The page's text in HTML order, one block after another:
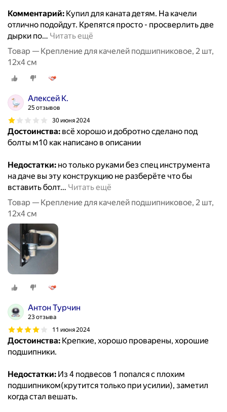
Комментарий: Купил для каната детям. На качели
отлично подойдут. Крепятся просто - просверлить две
дырки по… Читать ещё
Товар — Крепление для качелей подшипниковое, 2 шт,
12х4 см
Алексей К.
25 отзывов
30 июня 2024
Достоинства: всё хорошо и добротно сделано под
болты м10 как написано в описании
Недостатки: но только руками без спец инструмента
на даче вы эту конструкцию не разберёте что бы
вставить болт… Читать ещё
Товар — Крепление для качелей подшипниковое, 2 шт,
12х4 см
Антон Турчин
23 отзыва
11 июня 2024
Достоинства: Крепкие, хорошо проварены, хорошие
подшипники.
Недостатки: Из 4 подвесов 1 попался с плохим
подшипником(крутится только при усилии), заметил
когда стал вешать.